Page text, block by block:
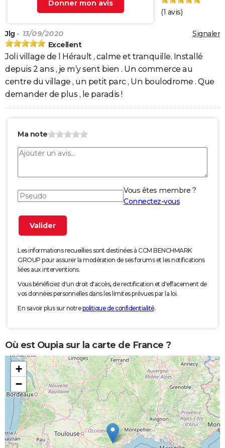
Donner mon avis
(1 avis)
Signaler
Jlg - 13/09/2020
Excellent
Joli village de l Hérault , calme et tranquille. Installé
depuis 2 ans , je m’y sent bien . Un commerce au
centre du village , un petit parc , Un boulodrome . Que
demander de plus , le paradis !
Ma note
Vous êtes membre ?
Connectez-vous
Les informations recueillies sont destinées à CCM BENCHMARK
GROUP pour assurer la modération de ses forums et les notifications
liées aux interventions.
Vous bénéficiez d'un droit d'accès, de rectification et d'effacement de
vos données personnelles dans les limites prévues par la loi.
En savoir plus sur notrepolitique de confidentialité.
Où est Oupia sur la carte de France ?
+
−